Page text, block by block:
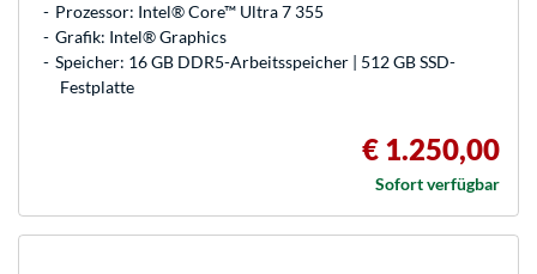
Prozessor: Intel® Core™ Ultra 7 355
Grafik: Intel® Graphics
Speicher: 16 GB DDR5-Arbeitsspeicher | 512 GB SSD-
Festplatte
€ 1.250,00
Sofort verfügbar